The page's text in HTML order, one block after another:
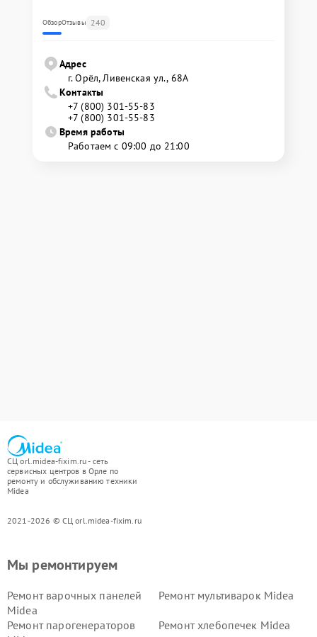
ОбзорОтзывы 240
Адрес
г. Орёл, Ливенская ул., 68А
Контакты
+7 (800) 301-55-83
+7 (800) 301-55-83
Время работы
Работаем с 09:00 до 21:00
СЦ orl.midea-fixim.ru - сеть
сервисных центров в Орле по
ремонту и обслуживанию техники
Midea
2021-2026 © СЦ orl.midea-fixim.ru
Мы ремонтируем
Ремонт варочных панелей
Midea
Ремонт мультиварок Midea
Ремонт парогенераторов
Ремонт хлебопечек Midea